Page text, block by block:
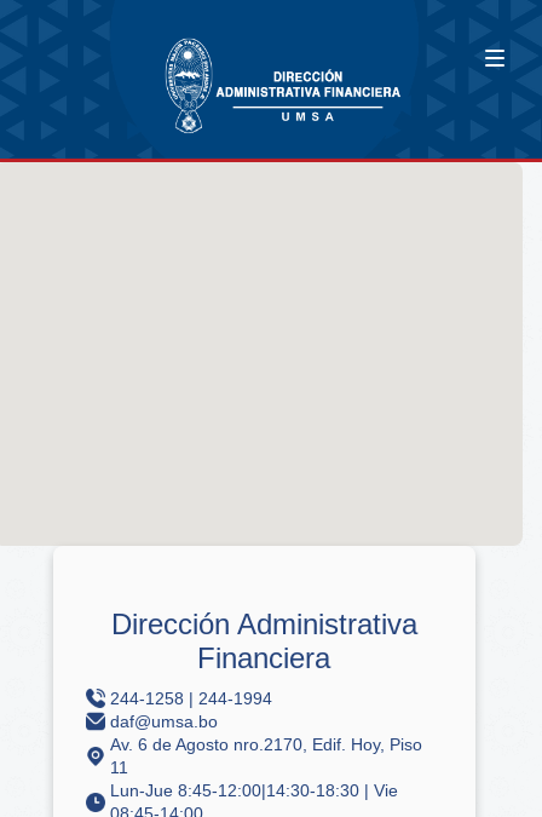
Dirección Administrativa
Financiera
244-1258 | 244-1994
daf@umsa.bo
Av. 6 de Agosto nro.2170, Edif. Hoy, Piso
11
Lun-Jue 8:45-12:00|14:30-18:30 | Vie